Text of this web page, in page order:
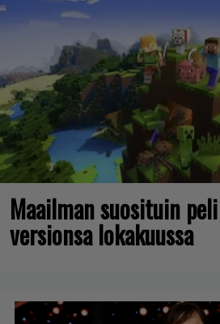
Maailman suosituin
versionsa lokakuussa